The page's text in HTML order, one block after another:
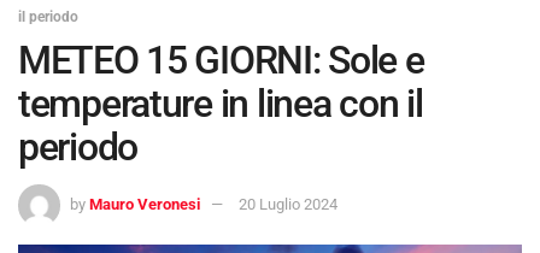
il periodo
METEO 15 GIORNI: Sole e
temperature in linea con il
periodo
by Mauro Veronesi 20 Luglio 2024